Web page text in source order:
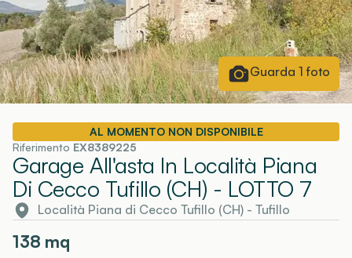
Guarda 1 foto
AL MOMENTO NON DISPONIBILE
Riferimento EX8389225
Garage All'asta In Località Piana
Di Cecco Tufillo (CH) - LOTTO 7
Località Piana di Cecco Tufillo (CH) - Tufillo
138 mq